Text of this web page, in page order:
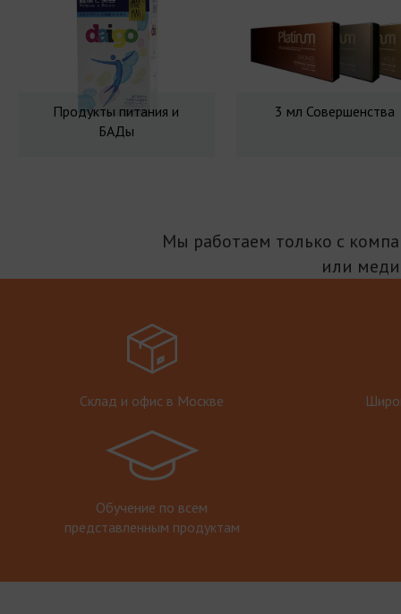
Продукты питания и
БАДы
3 мл Совершенства
Мы работаем только с
или
Склад и офис в Москве
Обучение по всем
представленным продуктам